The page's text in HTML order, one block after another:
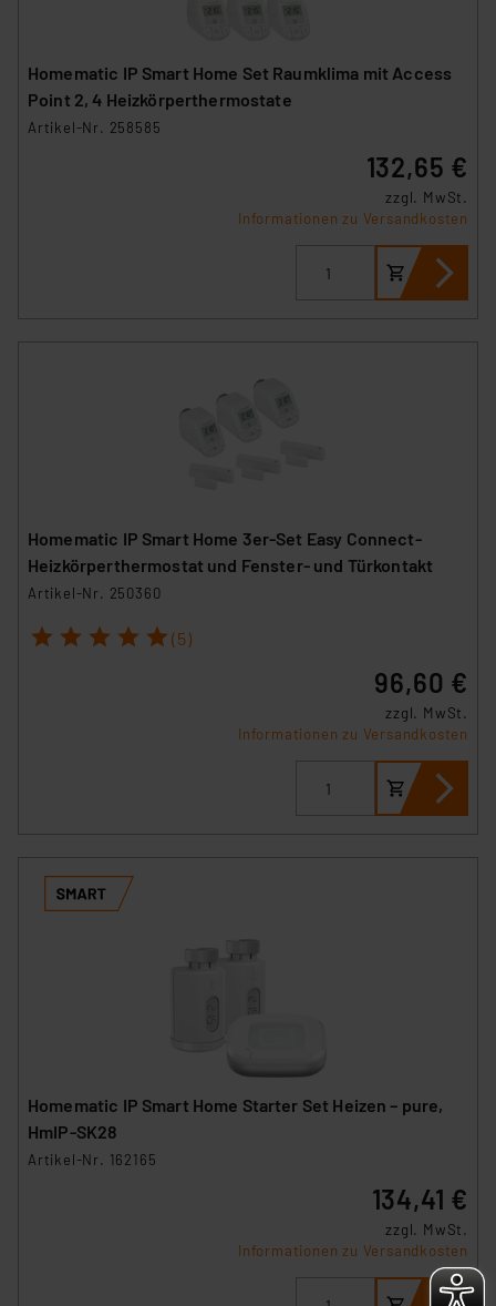
Unsere Kooperation mit diesen Dienstleistern stützt
Beurteilung der mit der Datenübermittlung,
insbesondere der Art der übermittelten Daten,
verbundenen Risiken.“
Homematic IP Smart Home Set Raumklima mit Access
Point 2, 4 Heizkörperthermostate
Artikel-Nr. 258585
132,65 €
zzgl. MwSt.
Informationen zu Versandkosten
Homematic IP Smart Home 3er-Set Easy Connect-
Heizkörperthermostat und Fenster- und Türkontakt
Artikel-Nr. 250360
1 2 3 4 5 (5)
96,60 €
zzgl. MwSt.
Informationen zu Versandkosten
Homematic IP Smart Home Starter Set Heizen – pure,
HmIP-SK28
Artikel-Nr. 162165
134,41 €
zzgl. MwSt.
Informationen zu Versandkosten